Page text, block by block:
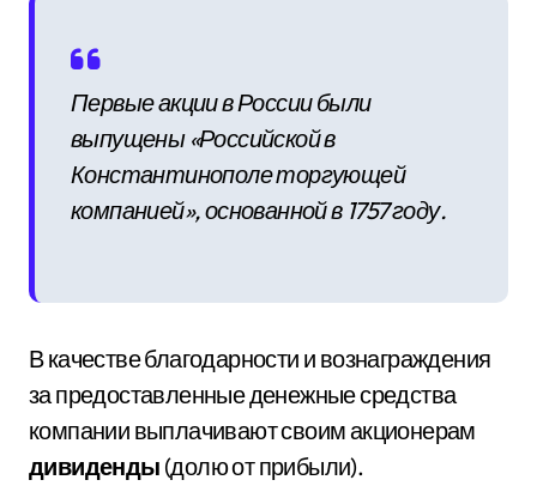
Первые акции в России были
выпущены «Российской в
Константинополе торгующей
компанией», основанной в 1757 году.
В качестве благодарности и вознаграждения
за предоставленные денежные средства
компании выплачивают своим акционерам
дивиденды (долю от прибыли).